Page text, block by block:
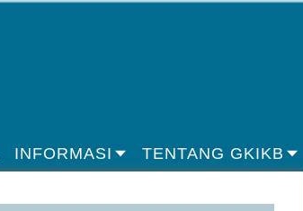
INFORMASI TENTANG GKIKB